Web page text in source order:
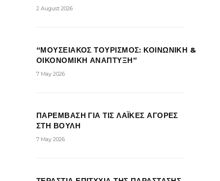
2 August 2026
“ΜΟΥΣΕΙΑΚΟΣ ΤΟΥΡΙΣΜΟΣ: ΚΟΙΝΩΝΙΚΗ &
ΟΙΚΟΝΟΜΙΚΗ ΑΝΑΠΤΥΞΗ”
7 May 2026
ΠΑΡΕΜΒΑΣΗ ΓΙΑ ΤΙΣ ΛΑΪΚΕΣ ΑΓΟΡΕΣ
ΣΤΗ ΒΟΥΛΗ
7 May 2026